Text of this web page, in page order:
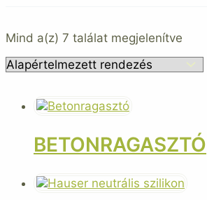
Mind a(z) 7 találat megjelenítve
BETONRAGASZTÓ